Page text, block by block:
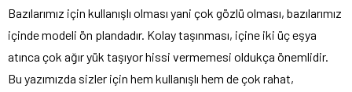
Bazılarımız için kullanışlı olması yani çok gözlü olması, bazılarımız
içinde modeli ön plandadır. Kolay taşınması, içine iki üç eşya
atınca çok ağır yük taşıyor hissi vermemesi oldukça önemlidir.
Bu yazımızda sizler için hem kullanışlı hem de çok rahat,